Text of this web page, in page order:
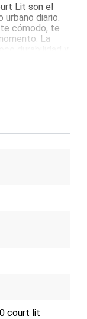
Lit son el
diario.
cómodo, te
La
La
y estilo
y
court lit